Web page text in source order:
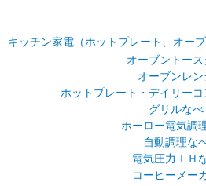
キッチン家電（ホットプレート、オーブ
オーブントー
オーブンレン
ホットプレート・デイリー
グリルなべ
ホーロー電気調
自動調理な
電気圧力ＩＨ
コーヒーメー